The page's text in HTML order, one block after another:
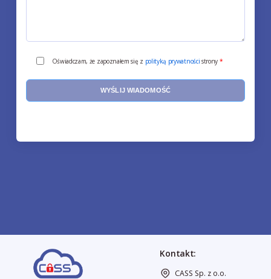
Oświadczam, że zapoznałem się z polityką prywatności strony *
Kontakt:
CASS Sp. z o.o.